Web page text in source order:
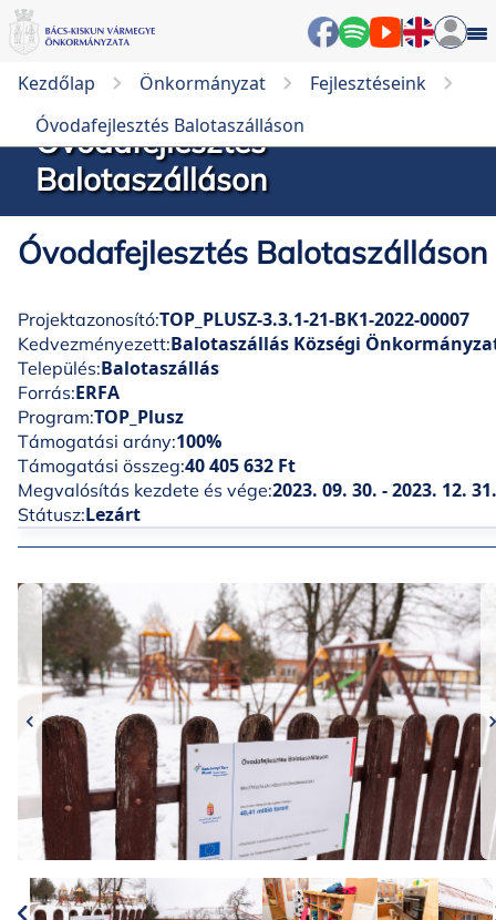
Kezdőlap Önkormányzat
Fejlesztéseink
Óvodafejlesztés Balotaszálláson
Óvodafejlesztés
Balotaszálláson
Óvodafejlesztés Balotaszálláson
Projektazonosító:TOP_PLUSZ-3.3.1-21-BK1-2022-00007
Kedvezményezett:Balotaszállás Községi
Település:Balotaszállás
Forrás:ERFA
Program:TOP_Plusz
Támogatási arány:100%
Támogatási összeg:40 405 632 Ft
Megvalósítás kezdete és vége:2023. 09. 30. - 2023. 12. 31.
Státusz:Lezárt